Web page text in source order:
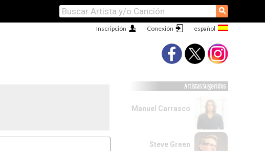
⚲
Conexión
Inscripción
Artistas Sugeridos
Manuel Carrasco
Steve Green